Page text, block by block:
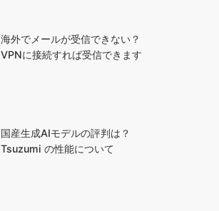
海外でメールが受信できない？
VPNに接続すれば受信できます
国産生成AIモデルの評判は？
Tsuzumi の性能について